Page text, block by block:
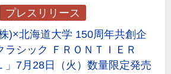
プレスリリース
)×北海道大学 150周年共創企
シック ＦＲＯＮＴＩＥＲ
」7月28日（火）数量限定発売